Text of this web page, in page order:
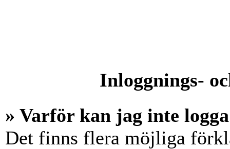
Inloggnings-
» Varför kan jag inte
Det finns flera möjliga